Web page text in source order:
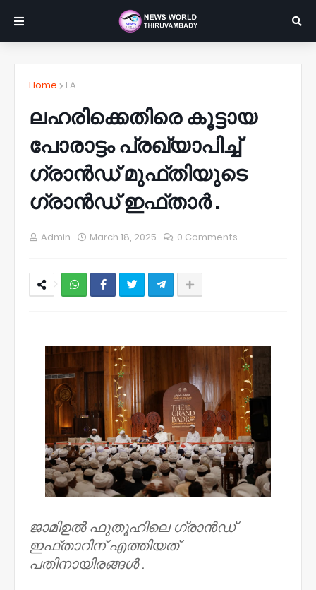
Home LA
ലഹരിക്കെതിരെ കൂട്ടായ
പോരാട്ടം പ്രഖ്യാപിച്ച്
ഗ്രാന്‍ഡ് മുഫ്തിയുടെ
ഗ്രാന്‍ഡ് ഇഫ്താര്‍ .
Admin March 18, 2025 0 Comments
ജാമിഉല്‍ ഫുതൂഹിലെ ഗ്രാന്‍ഡ്
ഇഫ്താറിന് എത്തിയത്
പതിനായിരങ്ങള്‍ .